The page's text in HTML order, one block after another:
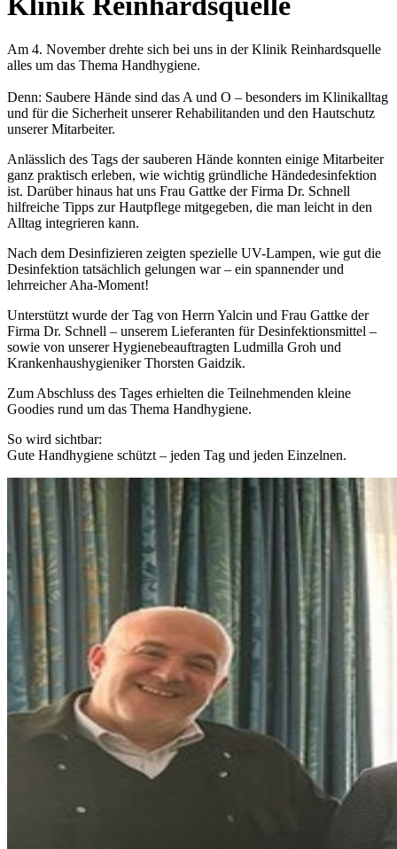
Am 4. November drehte sich bei uns in der Klinik Reinhardsquelle
alles um das Thema Handhygiene.
Denn: Saubere Hände sind das A und O – besonders im Klinikalltag
und für die Sicherheit unserer Rehabilitanden und den Hautschutz
unserer Mitarbeiter.
Anlässlich des Tags der sauberen Hände konnten einige Mitarbeiter
ganz praktisch erleben, wie wichtig gründliche Händedesinfektion
ist. Darüber hinaus hat uns Frau Gattke der Firma Dr. Schnell
hilfreiche Tipps zur Hautpflege mitgegeben, die man leicht in den
Alltag integrieren kann.
Nach dem Desinfizieren zeigten spezielle UV-Lampen, wie gut die
Desinfektion tatsächlich gelungen war – ein spannender und
lehrreicher Aha-Moment!
Unterstützt wurde der Tag von Herrn Yalcin und Frau Gattke der
Firma Dr. Schnell – unserem Lieferanten für Desinfektionsmittel –
sowie von unserer Hygienebeauftragten Ludmilla Groh und
Krankenhaushygieniker Thorsten Gaidzik.
Zum Abschluss des Tages erhielten die Teilnehmenden kleine
Goodies rund um das Thema Handhygiene.
So wird sichtbar:
Gute Handhygiene schützt – jeden Tag und jeden Einzelnen.